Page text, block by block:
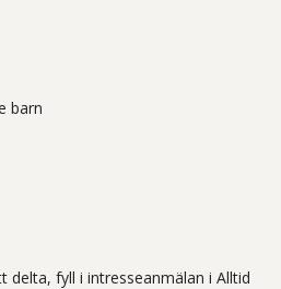
barn
delta, fyll i intresseanmälan i Alltid